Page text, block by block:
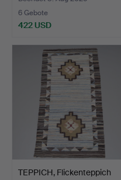
6 Gebote
422 USD
TEPPICH, Flickenteppich